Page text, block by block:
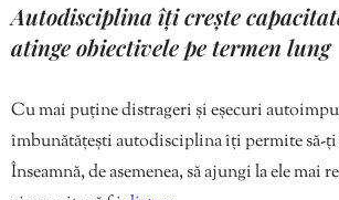
Autodisciplina îți crește
atinge obiectivele pe termen lung
Cu mai puține distrageri și eșecuri
îmbunătățești autodisciplina îți permite să-
Înseamnă, de asemenea, să ajungi la ele mai